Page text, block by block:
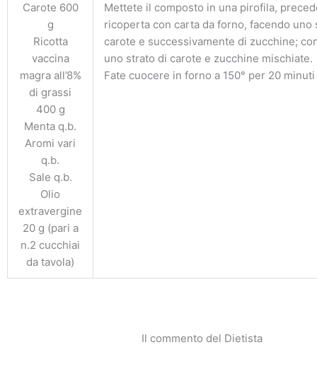
Carote 600
g
Ricotta
vaccina
magra all’8%
di grassi
400 g
Menta q.b.
Aromi vari
q.b.
Sale q.b.
Olio
extravergine
20 g (pari a
n.2 cucchiai
da tavola)
Mettete il composto in una pirofila,
ricoperta con carta da forno, facendo uno
carote e successivamente di zucchine;
uno strato di carote e zucchine mischiate.
Fate cuocere in forno a 150° per 20 minuti
Il commento del Dietista